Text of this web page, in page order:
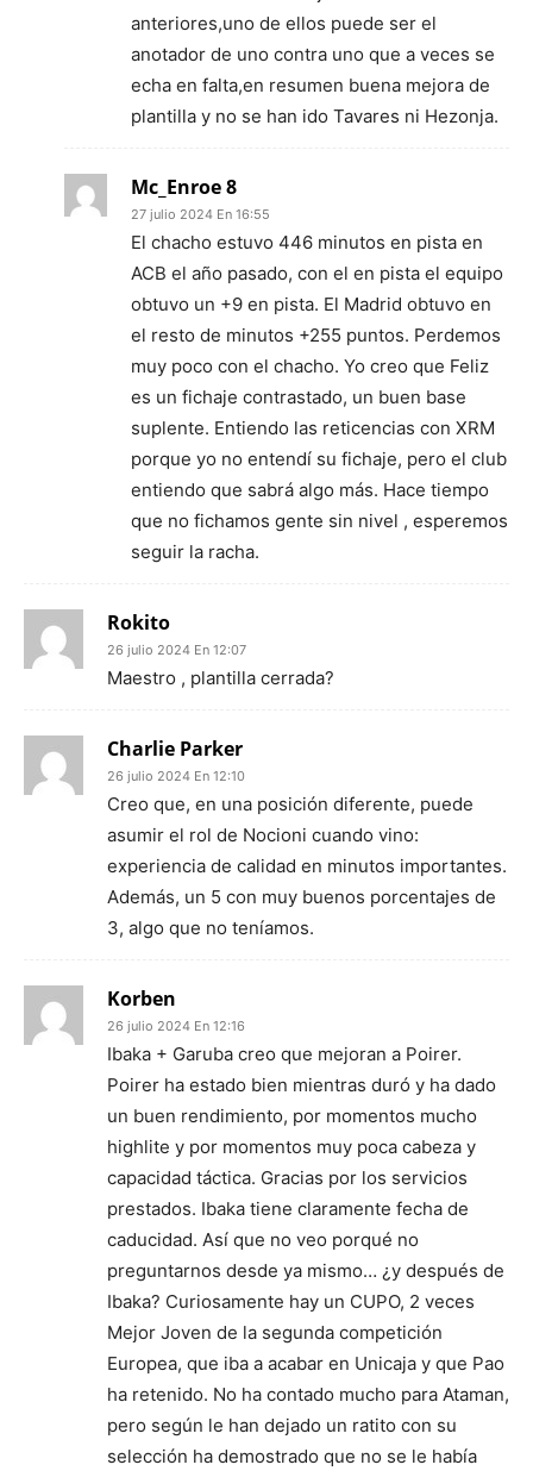
anteriores,uno de ellos puede ser el
anotador de uno contra uno que a veces se
echa en falta,en resumen buena mejora de
plantilla y no se han ido Tavares ni Hezonja.
Mc_Enroe 8
27 julio 2024 En 16:55
El chacho estuvo 446 minutos en pista en
ACB el año pasado, con el en pista el equipo
obtuvo un +9 en pista. El Madrid obtuvo en
el resto de minutos +255 puntos. Perdemos
muy poco con el chacho. Yo creo que Feliz
es un fichaje contrastado, un buen base
suplente. Entiendo las reticencias con XRM
porque yo no entendí su fichaje, pero el club
entiendo que sabrá algo más. Hace tiempo
que no fichamos gente sin nivel , esperemos
seguir la racha.
Rokito
26 julio 2024 En 12:07
Maestro , plantilla cerrada?
Charlie Parker
26 julio 2024 En 12:10
Creo que, en una posición diferente, puede
asumir el rol de Nocioni cuando vino:
experiencia de calidad en minutos importantes.
Además, un 5 con muy buenos porcentajes de
3, algo que no teníamos.
Korben
26 julio 2024 En 12:16
Ibaka + Garuba creo que mejoran a Poirer.
Poirer ha estado bien mientras duró y ha dado
un buen rendimiento, por momentos mucho
highlite y por momentos muy poca cabeza y
capacidad táctica. Gracias por los servicios
prestados. Ibaka tiene claramente fecha de
caducidad. Así que no veo porqué no
preguntarnos desde ya mismo… ¿y después de
Ibaka? Curiosamente hay un CUPO, 2 veces
Mejor Joven de la segunda competición
Europea, que iba a acabar en Unicaja y que Pao
ha retenido. No ha contado mucho para Ataman,
pero según le han dejado un ratito con su
selección ha demostrado que no se le había